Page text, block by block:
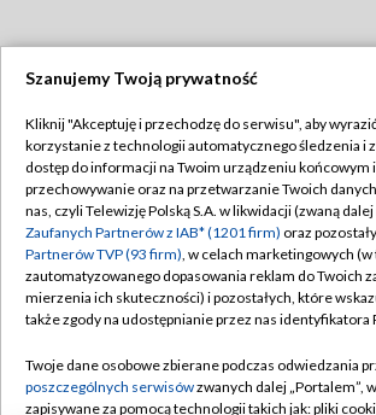
TVP
Abonament TVP
Emisja w TVP
Centrum informacji TVP
Naziemna Telewizja Cyfrowa
Rada Programowa
Regulamin TVP
Polityka prywatności
Moje zgody
Pomoc
Kontakt
Szanujemy Twoją prywatność
Kliknij "Akceptuję i przechodzę do serwisu", aby
korzystanie z technologii automatycznego śledzenia i
dostęp do informacji na Twoim urządzeniu końcowym
przechowywanie oraz na przetwarzanie Twoich
nas, czyli Telewizję Polską S.A. w likwidacji (zwaną dalej
Zaufanych Partnerów z IAB* (1201 firm) oraz
Partnerów TVP (93 firm), w celach marketingowych (w
zautomatyzowanego dopasowania reklam do Twoich
mierzenia ich skuteczności) i pozostałych, które
także zgody na udostępnianie przez nas identyfikatora
Twoje dane osobowe zbierane podczas odwiedzania
poszczególnych serwisówzwanych dalej „Portalem”,
zapisywane za pomocą technologii takich jak: pliki